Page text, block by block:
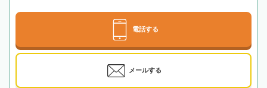
電話する
メールする